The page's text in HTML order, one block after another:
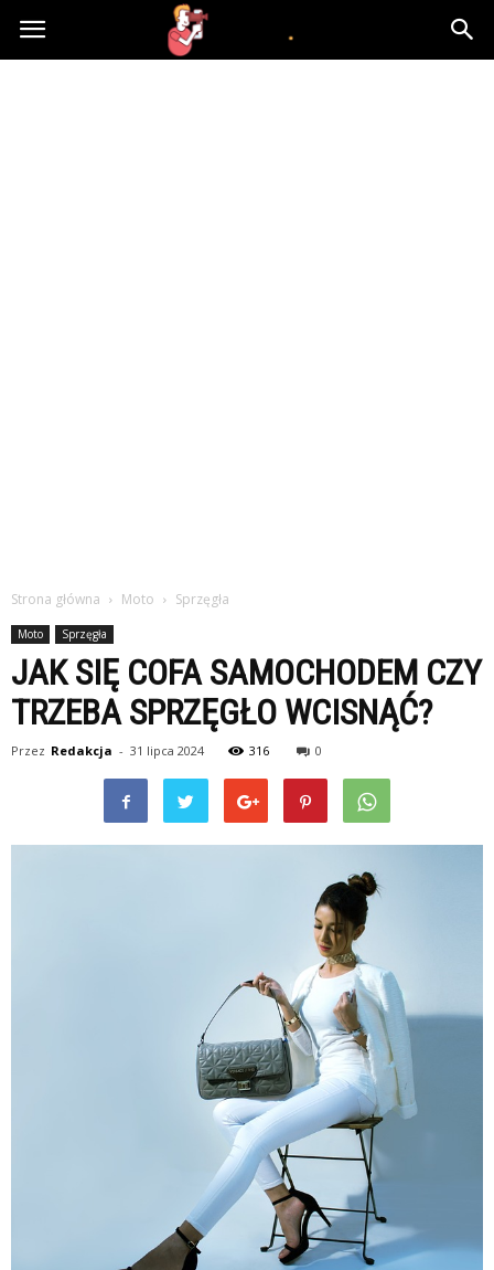
atvn.pl
Strona główna Moto Sprzęgła
Moto Sprzęgła
JAK SIĘ COFA SAMOCHODEM CZY
TRZEBA SPRZĘGŁO WCISNĄĆ?
Przez Redakcja - 31 lipca 2024 316 0